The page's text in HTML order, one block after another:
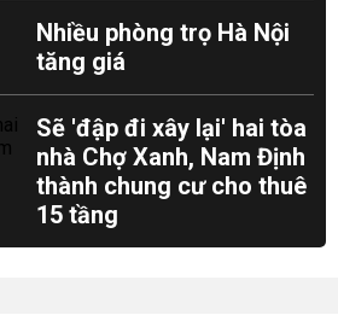
Nhiều phòng trọ Hà Nội
tăng giá
Sẽ 'đập đi xây lại' hai tòa
nhà Chợ Xanh, Nam Định
thành chung cư cho thuê
15 tầng